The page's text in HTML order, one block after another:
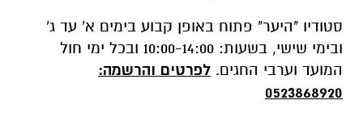
סטודיו "היער" פתוח באופן קבוע בימים א' עד ג'
ובימי שישי, בשעות: 10:00-14:00 ובכל ימי חול
המועד וערבי החגים. לפרטים והרשמה:
0523868920